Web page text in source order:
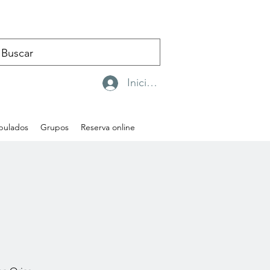
Iniciar sesión
Grupos Reserva online